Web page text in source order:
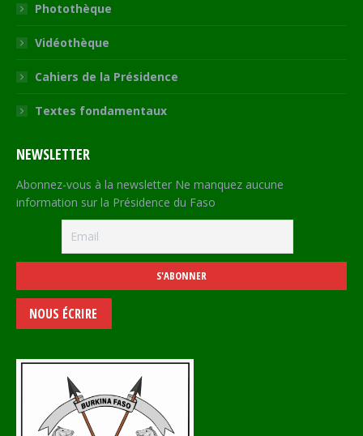
Photothèque
Vidéothèque
Cahiers de la Présidence
Textes fondamentaux
NEWSLETTER
Abonnez-vous à la newsletter Ne manquez aucune
information sur la Présidence du Faso
NOUS ÉCRIRE